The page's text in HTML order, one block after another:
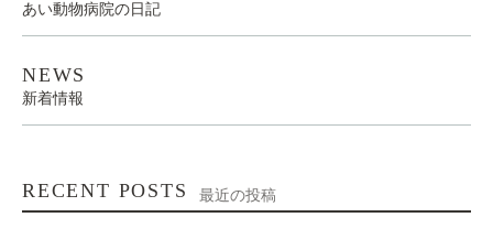
あい動物病院の日記
NEWS
新着情報
RECENT POSTS 最近の投稿